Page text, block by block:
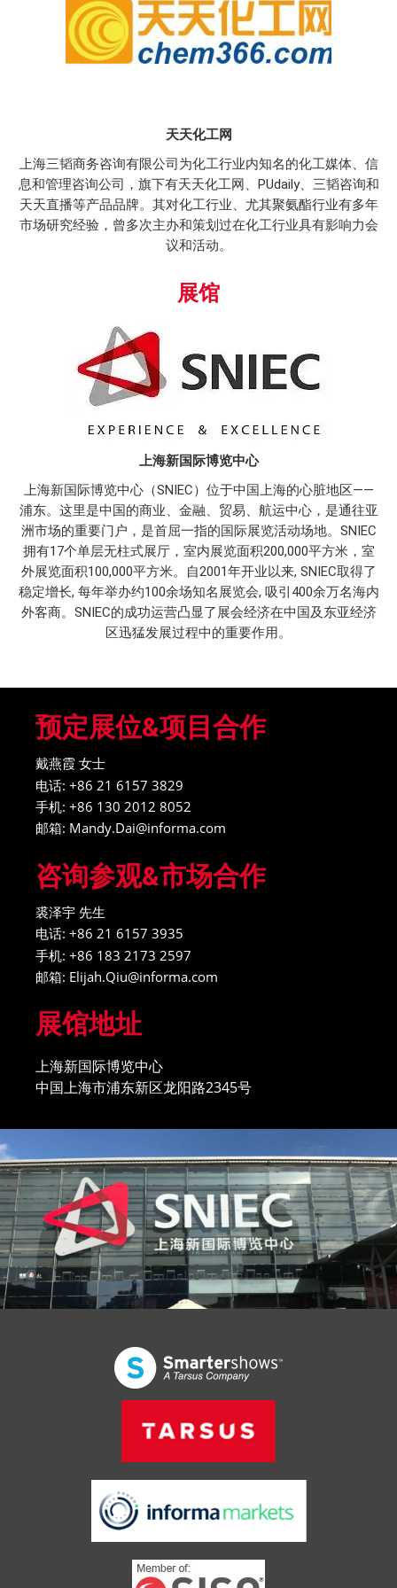
天天化工网
上海三韬商务咨询有限公司为化工行业内知名的化工媒体、信
息和管理咨询公司，旗下有天天化工网、PUdaily、三韬咨询和
天天直播等产品品牌。其对化工行业、尤其聚氨酯行业有多年
市场研究经验，曾多次主办和策划过在化工行业具有影响力会
议和活动。
展馆
上海新国际博览中心
上海新国际博览中心（SNIEC）位于中国上海的心脏地区——
浦东。这里是中国的商业、金融、贸易、航运中心，是通往亚
洲市场的重要门户，是首屈一指的国际展览活动场地。SNIEC
拥有17个单层无柱式展厅，室内展览面积200,000平方米，室
外展览面积100,000平方米。自2001年开业以来, SNIEC取得了
稳定增长, 每年举办约100余场知名展览会, 吸引400余万名海内
外客商。SNIEC的成功运营凸显了展会经济在中国及东亚经济
区迅猛发展过程中的重要作用。
预定展位&项目合作
戴燕霞 女士
电话: +86 21 6157 3829
手机: +86 130 2012 8052
邮箱: Mandy.Dai@informa.com
咨询参观&市场合作
裘泽宇 先生
电话: +86 21 6157 3935
手机: +86 183 2173 2597
邮箱: Elijah.Qiu@informa.com
展馆地址
上海新国际博览中心
中国上海市浦东新区龙阳路2345号